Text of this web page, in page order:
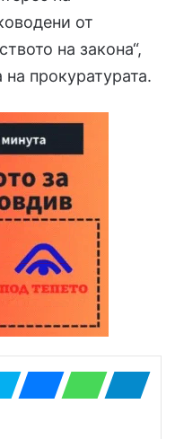
от
на закона“,
прокуратурата.